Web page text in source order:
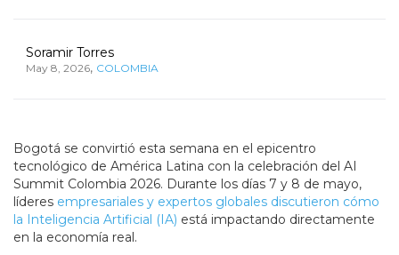
Soramir Torres
May 8, 2026, COLOMBIA
Bogotá se convirtió esta semana en el epicentro
tecnológico de América Latina con la celebración del AI
Summit Colombia 2026. Durante los días 7 y 8 de mayo,
líderes empresariales y expertos globales discutieron cómo
la Inteligencia Artificial (IA) está impactando directamente
en la economía real.